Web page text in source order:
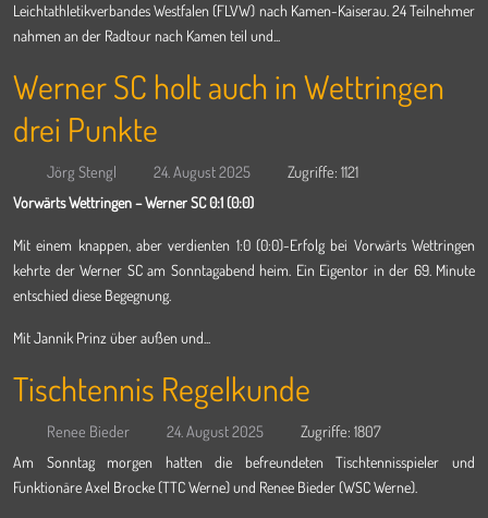
Leichtathletikverbandes Westfalen (FLVW) nach Kamen-Kaiserau. 24 Teilnehmer
nahmen an der Radtour nach Kamen teil und...
Werner SC holt auch in Wettringen
drei Punkte
Jörg Stengl 24. August 2025 Zugriffe: 1121
Vorwärts Wettringen – Werner SC 0:1 (0:0)
Mit einem knappen, aber verdienten 1:0 (0:0)-Erfolg bei Vorwärts Wettringen
kehrte der Werner SC am Sonntagabend heim. Ein Eigentor in der 69. Minute
entschied diese Begegnung.
Mit Jannik Prinz über außen und...
Tischtennis Regelkunde
Renee Bieder 24. August 2025 Zugriffe: 1807
Am Sonntag morgen hatten die befreundeten Tischtennisspieler und
Funktionäre Axel Brocke (TTC Werne) und Renee Bieder (WSC Werne).